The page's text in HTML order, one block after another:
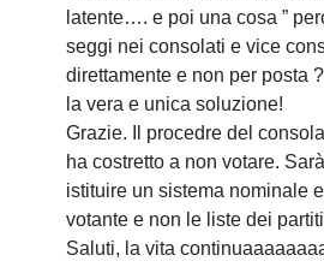
latente…. e poi una cosa ”
seggi nei consolati e vice
direttamente e non per posta
la vera e unica soluzione!
Grazie. Il procedre del
ha costretto a non votare.
istituire un sistema nominale
votante e non le liste dei
Saluti, la vita